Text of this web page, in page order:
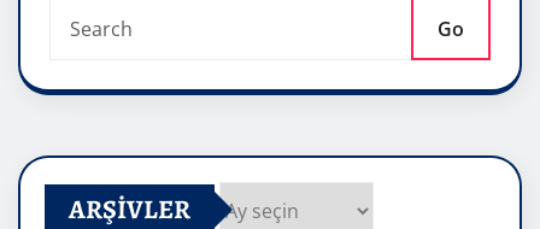
Go
ARŞIVLER